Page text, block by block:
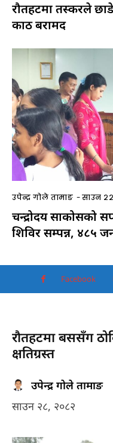
रौतहटमा तस्करले
काठ बरामद
उपेन्द्र गोले तामाङ -साउन
चन्द्रोदय साकोसको
शिविर सम्पन्न, ४८५
Facebook